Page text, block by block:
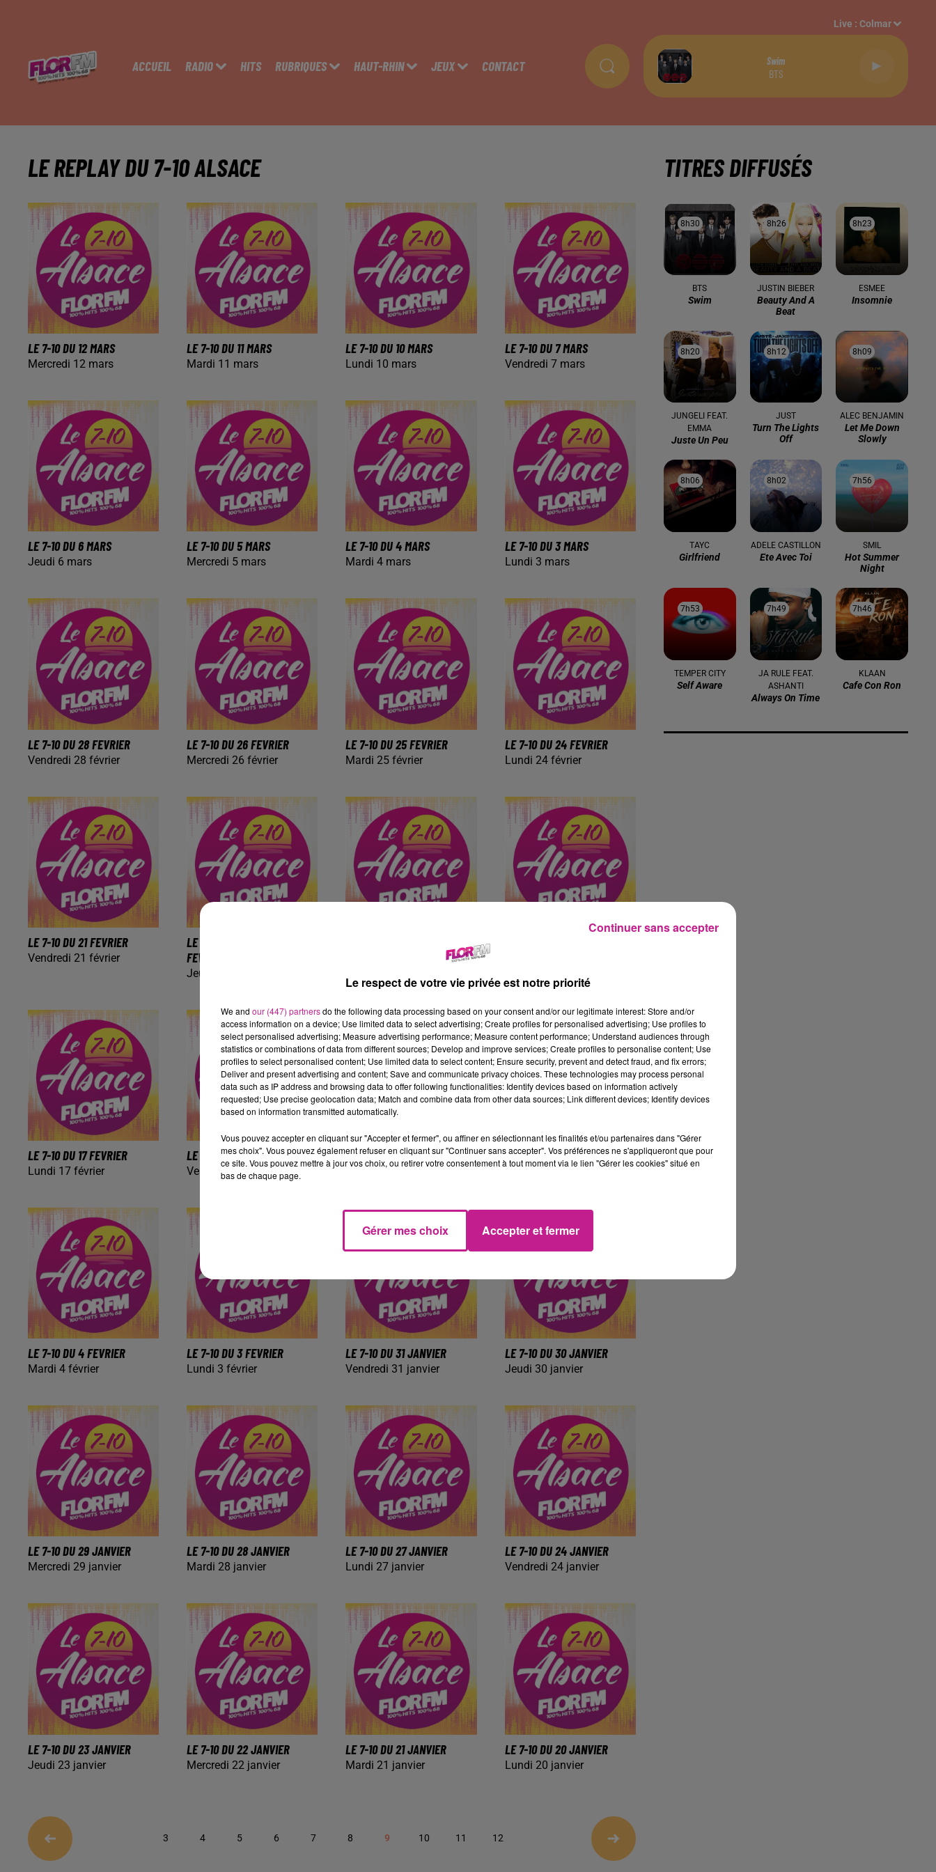
ACCUEIL RADIO HITS RUBRIQUES HAUT-RHIN JEUX CONTACT
Live :Colmar
Swim
BTS
LE REPLAY DU 7-10 ALSACE
LE 7-10 DU 12 MARS
Mercredi 12 mars
LE 7-10 DU 11 MARS
Mardi 11 mars
LE 7-10 DU 10 MARS
Lundi 10 mars
LE 7-10 DU 7 MARS
Vendredi 7 mars
LE 7-10 DU 6 MARS
Jeudi 6 mars
LE 7-10 DU 5 MARS
Mercredi 5 mars
LE 7-10 DU 4 MARS
Mardi 4 mars
LE 7-10 DU 3 MARS
Lundi 3 mars
LE 7-10 DU 28 FEVRIER
Vendredi 28 février
LE 7-10 DU 26 FEVRIER
Mercredi 26 février
LE 7-10 DU 25 FEVRIER
Mardi 25 février
LE 7-10 DU 24 FEVRIER
Lundi 24 février
LE 7-10 DU 21 FEVRIER
Vendredi 21 février
LE 7-10 ALSACE DU 20
FEVRIER
Jeudi 20 février
LE 7-10 DU 17 FEVRIER
Lundi 17 février
LE 7-10 DU 7 FEVRIER
Vendredi 7 février
LE 7-10 DU 6 FEVRIER
Jeudi 6 février
LE 7-10 DU 5 FEVRIER
Mercredi 5 février
LE 7-10 DU 4 FEVRIER
Mardi 4 février
LE 7-10 DU 3 FEVRIER
Lundi 3 février
LE 7-10 DU 31 JANVIER
Vendredi 31 janvier
LE 7-10 DU 30 JANVIER
Jeudi 30 janvier
LE 7-10 DU 29 JANVIER
Mercredi 29 janvier
LE 7-10 DU 28 JANVIER
Mardi 28 janvier
LE 7-10 DU 27 JANVIER
Lundi 27 janvier
LE 7-10 DU 24 JANVIER
Vendredi 24 janvier
LE 7-10 DU 23 JANVIER
Jeudi 23 janvier
LE 7-10 DU 22 JANVIER
Mercredi 22 janvier
LE 7-10 DU 21 JANVIER
Mardi 21 janvier
LE 7-10 DU 20 JANVIER
Lundi 20 janvier
3 4 5 6 7 8 9 10 11 12
TITRES DIFFUSÉS
8h30
8h30
BTS
Swim
8h26
8h26
JUSTIN BIEBER
Beauty And A
Beat
8h23
8h23
ESMEE
Insomnie
8h20
8h20
JUNGELI FEAT.
EMMA
Juste Un Peu
8h12
8h12
JUST
Turn The Lights
Off
8h09
8h09
ALEC BENJAMIN
Let Me Down
Slowly
8h06
8h06
TAYC
Girlfriend
8h02
8h02
ADELE CASTILLON
Ete Avec Toi
7h56
7h56
SMIL
Hot Summer
Night
7h53
7h53
TEMPER CITY
Self Aware
7h49
7h49
JA RULE FEAT.
ASHANTI
Always On Time
7h46
7h46
KLAAN
Cafe Con Ron
Le respect de votre vie privée est notre priorité
We and our (447) partnersdo the following data processing based on your consent and/or our legitimate interest: Store and/or
access information on a device; Use limited data to select advertising; Create profiles for personalised advertising; Use profiles to
select personalised advertising; Measure advertising performance; Measure content performance; Understand audiences through
statistics or combinations of data from different sources; Develop and improve services; Create profiles to personalise content; Use
profiles to select personalised content; Use limited data to select content; Ensure security, prevent and detect fraud, and fix errors;
Deliver and present advertising and content; Save and communicate privacy choices. These technologies may process personal
data such as IP address and browsing data to offer following functionalities: Identify devices based on information actively
requested; Use precise geolocation data; Match and combine data from other data sources; Link different devices; Identify devices
based on information transmitted automatically.
Vous pouvez accepter en cliquant sur "Accepter et fermer", ou affiner en sélectionnant les finalités et/ou partenaires dans "Gérer
mes choix". Vous pouvez également refuser en cliquant sur "Continuer sans accepter". Vos préférences ne s'appliqueront que pour
ce site. Vous pouvez mettre à jour vos choix, ou retirer votre consentement à tout moment via le lien "Gérer les cookies" situé en
bas de chaque page.
Gérer mes choix Accepter et fermer
Continuer sans accepter